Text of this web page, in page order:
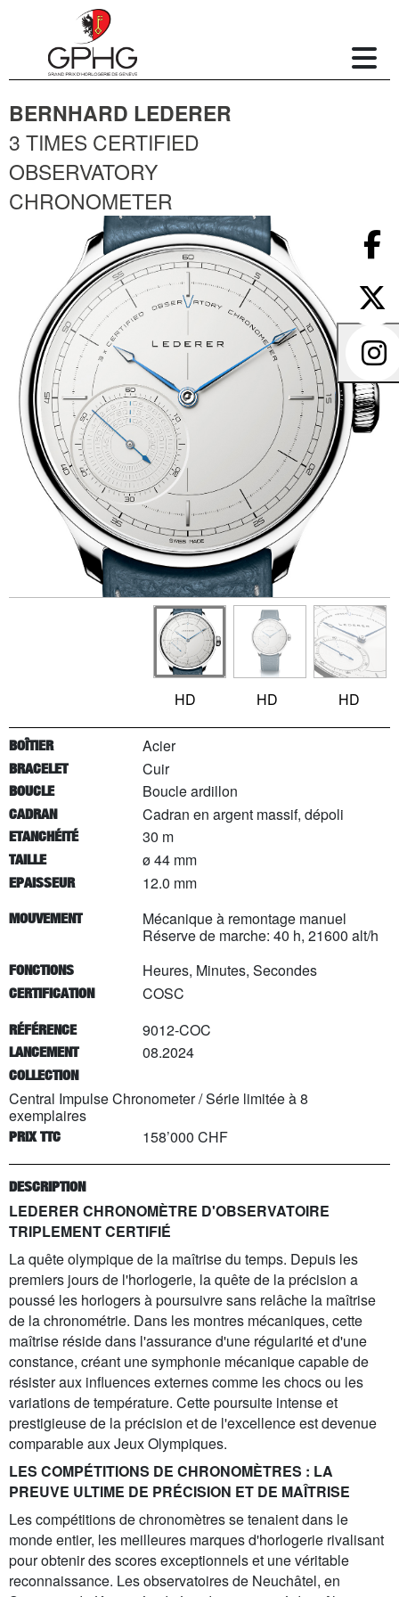
BERNHARD LEDERER
3 TIMES CERTIFIED
OBSERVATORY
CHRONOMETER
HD HD HD
BOÎTIER Acier
BRACELET Cuir
BOUCLE Boucle ardillon
CADRAN Cadran en argent massif, dépoli
ETANCHÉITÉ 30 m
TAILLE ø 44 mm
EPAISSEUR 12.0 mm
MOUVEMENT
Mécanique à remontage manuel
Réserve de marche: 40 h, 21600 alt/h
FONCTIONS Heures, Minutes, Secondes
CERTIFICATION COSC
RÉFÉRENCE 9012-COC
LANCEMENT 08.2024
COLLECTION
Central Impulse Chronometer/Série limitée à8
exemplaires
PRIX TTC 158’000 CHF
DESCRIPTION
LEDERER CHRONOMÈTRE D'OBSERVATOIRE
TRIPLEMENT CERTIFIÉ
La quête olympique de la maîtrise du temps. Depuis les
premiers jours de l'horlogerie, la quête de la précision a
poussé les horlogers à poursuivre sans relâche la maîtrise
de la chronométrie. Dans les montres mécaniques, cette
maîtrise réside dans l'assurance d'une régularité et d'une
constance, créant une symphonie mécanique capable de
résister aux influences externes comme les chocs ou les
variations de température. Cette poursuite intense et
prestigieuse de la précision et de l'excellence est devenue
comparable aux Jeux Olympiques.
LES COMPÉTITIONS DE CHRONOMÈTRES : LA
PREUVE ULTIME DE PRÉCISION ET DE MAÎTRISE
Les compétitions de chronomètres se tenaient dans le
monde entier, les meilleures marques d'horlogerie rivalisant
pour obtenir des scores exceptionnels et une véritable
reconnaissance. Les observatoires de Neuchâtel, en